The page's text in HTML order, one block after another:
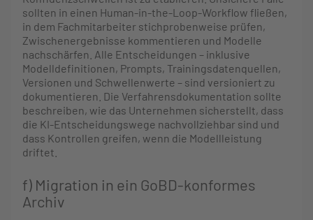
sollten in einen Human-in-the-Loop-Workflow fließen,
in dem Fachmitarbeiter stichprobenweise prüfen,
Zwischenergebnisse kommentieren und Modelle
nachschärfen. Alle Entscheidungen – inklusive
Modelldefinitionen, Prompts, Trainingsdatenquellen,
Versionen und Schwellenwerte – sind versioniert zu
dokumentieren. Die Verfahrensdokumentation sollte
beschreiben, wie das Unternehmen sicherstellt, dass
die KI-Entscheidungswege nachvollziehbar sind und
dass Kontrollen greifen, wenn die Modellleistung
driftet.
f) Migration in ein GoBD-konformes
Archiv